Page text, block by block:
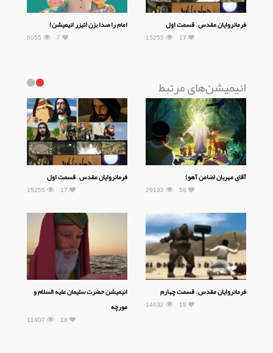
فرمانروایان مقدس – قسمت اول
15255 17
امام را صدا بزن (تیزر انیمیشن)
6055 7
انیمیشن‌های مرتبط
آقای مهربان (ضامن آهو)
29133 58
فرمانروایان مقدس – قسمت اول
15255 17
فرمانروایان مقدس – قسمت چهارم
14632 18
انیمیشن حضرت سلیمان علیه السلام و
مورچه
11407 18